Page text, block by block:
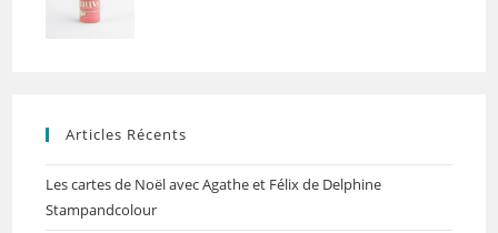
Articles Récents
Les cartes de Noël avec Agathe et Félix de Delphine
Stampandcolour